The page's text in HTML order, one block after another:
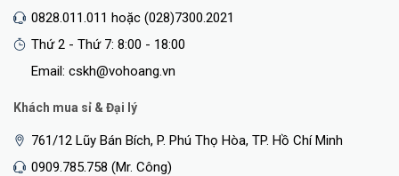
0828.011.011 hoặc (028)7300.2021
Thứ 2 - Thứ 7: 8:00 - 18:00
Email: cskh@vohoang.vn
Khách mua sỉ & Đại lý
761/12 Lũy Bán Bích, P. Phú Thọ Hòa, TP. Hồ Chí Minh
0909.785.758 (Mr. Công)